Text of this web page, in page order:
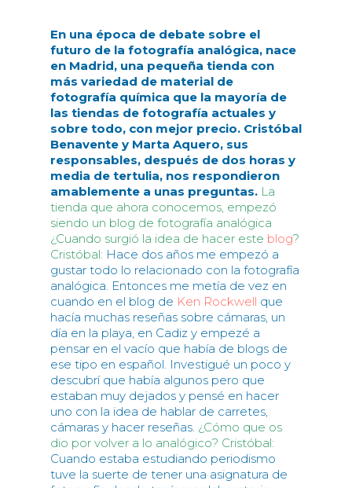
En una época de debate sobre el
futuro de la fotografía analógica, nace
en Madrid, una pequeña tienda con
más variedad de material de
fotografía química que la mayoría de
las tiendas de fotografía actuales y
sobre todo, con mejor precio. Cristóbal
Benavente y Marta Aquero, sus
responsables, después de dos horas y
media de tertulia, nos respondieron
amablemente a unas preguntas. La
tienda que ahora conocemos, empezó
siendo un blog de fotografía analógica
¿Cuando surgió la idea de hacer este blog?
Cristóbal: Hace dos años me empezó a
gustar todo lo relacionado con la fotografía
analógica. Entonces me metía de vez en
cuando en el blog de Ken Rockwell que
hacía muchas reseñas sobre cámaras, un
día en la playa, en Cadiz y empezé a
pensar en el vacío que había de blogs de
ese tipo en español. Investigué un poco y
descubrí que había algunos pero que
estaban muy dejados y pensé en hacer
uno con la idea de hablar de carretes,
cámaras y hacer reseñas. ¿Cómo que os
dio por volver a lo analógico? Cristóbal:
Cuando estaba estudiando periodismo
tuve la suerte de tener una asignatura de